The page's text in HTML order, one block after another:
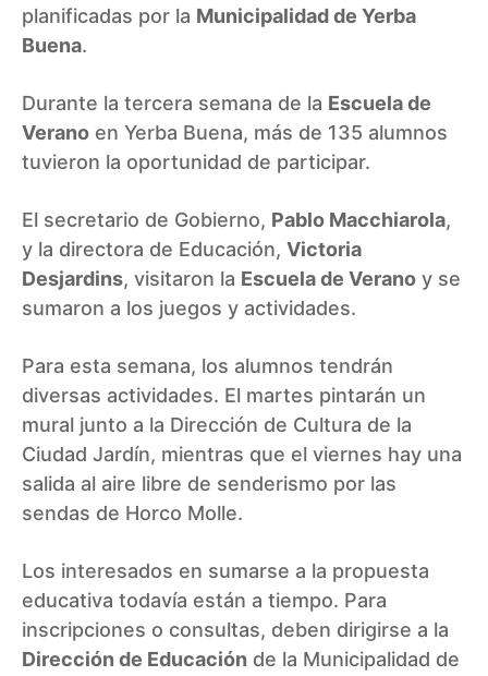
planificadas por la Municipalidad de Yerba
Buena.
Durante la tercera semana de la Escuela de
Verano en Yerba Buena, más de 135 alumnos
tuvieron la oportunidad de participar.
El secretario de Gobierno, Pablo Macchiarola,
y la directora de Educación, Victoria
Desjardins, visitaron la Escuela de Verano y se
sumaron a los juegos y actividades.
Para esta semana, los alumnos tendrán
diversas actividades. El martes pintarán un
mural junto a la Dirección de Cultura de la
Ciudad Jardín, mientras que el viernes hay una
salida al aire libre de senderismo por las
sendas de Horco Molle.
Los interesados en sumarse a la propuesta
educativa todavía están a tiempo. Para
inscripciones o consultas, deben dirigirse a la
Dirección de Educación de la Municipalidad de